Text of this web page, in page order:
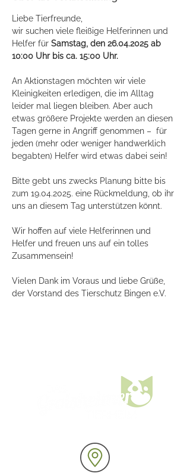
Liebe Tierfreunde,
wir suchen viele fleißige Helferinnen und
Helfer für Samstag, den 26.04.2025 ab
10:00 Uhr bis ca. 15:00 Uhr.
An Aktionstagen möchten wir viele
Kleinigkeiten erledigen, die im Alltag
leider mal liegen bleiben. Aber auch
etwas größere Projekte werden an diesen
Tagen gerne in Angriff genommen –  für
jeden (mehr oder weniger handwerklich
begabten) Helfer wird etwas dabei sein!
Bitte gebt uns zwecks Planung bitte bis
zum 19.04.2025. eine Rückmeldung, ob ihr
uns an diesem Tag unterstützen könnt.
Wir hoffen auf viele Helferinnen und
Helfer und freuen uns auf ein tolles
Zusammensein!
Vielen Dank im Voraus und liebe Grüße,
der Vorstand des Tierschutz Bingen e.V.